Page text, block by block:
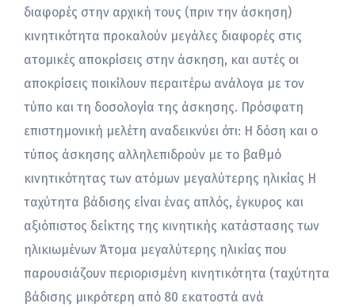
διαφορές στην αρχική τους (πριν την άσκηση)
κινητικότητα προκαλούν μεγάλες διαφορές στις
ατομικές αποκρίσεις στην άσκηση, και αυτές οι
αποκρίσεις ποικίλουν περαιτέρω ανάλογα με τον
τύπο και τη δοσολογία της άσκησης. Πρόσφατη
επιστημονική μελέτη αναδεικνύει ότι: Η δόση και ο
τύπος άσκησης αλληλεπιδρούν με το βαθμό
κινητικότητας των ατόμων μεγαλύτερης ηλικίας Η
ταχύτητα βάδισης είναι ένας απλός, έγκυρος και
αξιόπιστος δείκτης της κινητικής κατάστασης των
ηλικιωμένων Άτομα μεγαλύτερης ηλικίας που
παρουσιάζουν περιορισμένη κινητικότητα (ταχύτητα
βάδισης μικρότερη από 80 εκατοστά ανά